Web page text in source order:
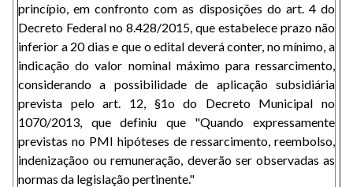
princípio, em confronto com as disposições do art. 4 do
Decreto Federal no 8.428/2015, que estabelece prazo não
inferior a 20 dias e que o edital deverá conter, no mínimo, a
indicação do valor nominal máximo para ressarcimento,
considerando a possibilidade de aplicação subsidiária
prevista pelo art. 12, §1o do Decreto Municipal no
1070/2013, que definiu que "Quando expressamente
previstas no PMI hipóteses de ressarcimento, reembolso,
indenizaçãoo ou remuneração, deverão ser observadas as
normas da legislação pertinente."